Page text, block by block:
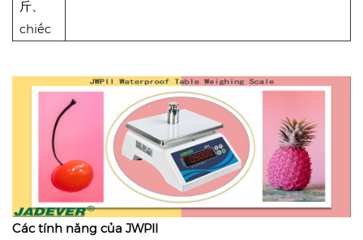
斤、
chiếc
Các tính năng của JWPII